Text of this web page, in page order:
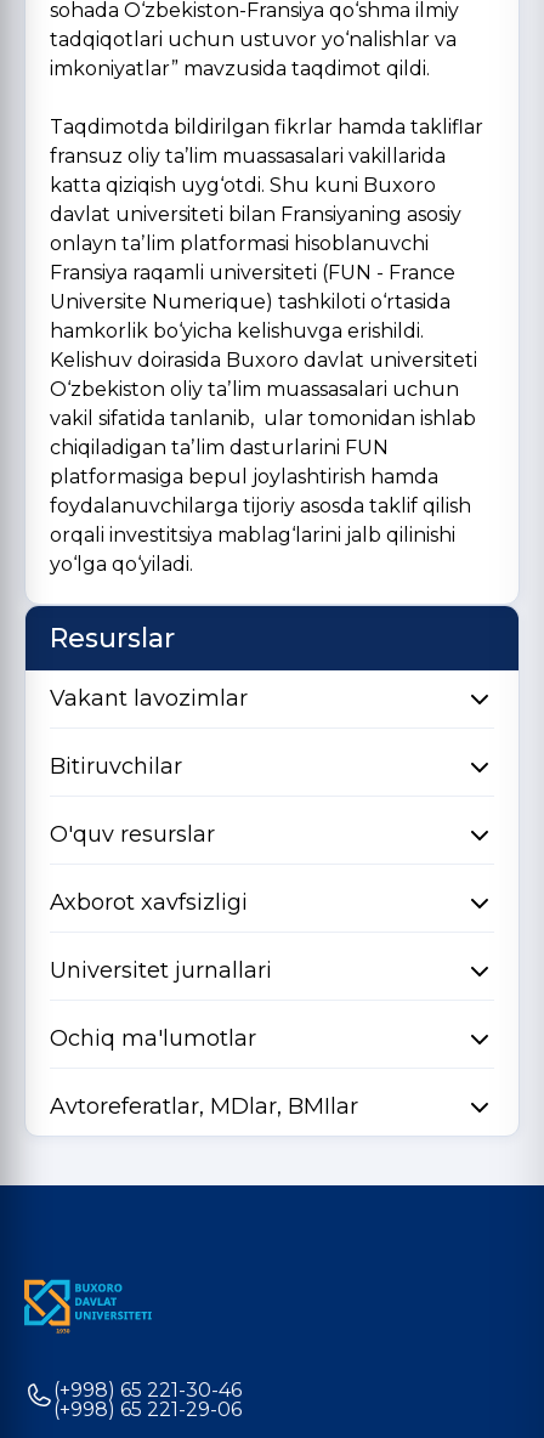
sohada O‘zbekiston-Fransiya qo‘shma ilmiy
tadqiqotlari uchun ustuvor yo‘nalishlar va
imkoniyatlar” mavzusida taqdimot qildi.
Taqdimotda bildirilgan fikrlar hamda takliflar
fransuz oliy ta’lim muassasalari vakillarida
katta qiziqish uyg‘otdi. Shu kuni Buxoro
davlat universiteti bilan Fransiyaning asosiy
onlayn taʼlim platformasi hisoblanuvchi
Fransiya raqamli universiteti (FUN - France
Universite Numerique) tashkiloti o‘rtasida
hamkorlik bo‘yicha kelishuvga erishildi.
Kelishuv doirasida Buxoro davlat universiteti
O‘zbekiston oliy taʼlim muassasalari uchun
vakil sifatida tanlanib, ular tomonidan ishlab
chiqiladigan taʼlim dasturlarini FUN
platformasiga bepul joylashtirish hamda
foydalanuvchilarga tijoriy asosda taklif qilish
orqali investitsiya mablag‘larini jalb qilinishi
yo‘lga qo‘yiladi.
Resurslar
Vakant lavozimlar
Bitiruvchilar
O'quv resurslar
Axborot xavfsizligi
Universitet jurnallari
Ochiq ma'lumotlar
Avtoreferatlar, MDlar, BMIlar
(+998) 65 221-30-46
(+998) 65 221-29-06